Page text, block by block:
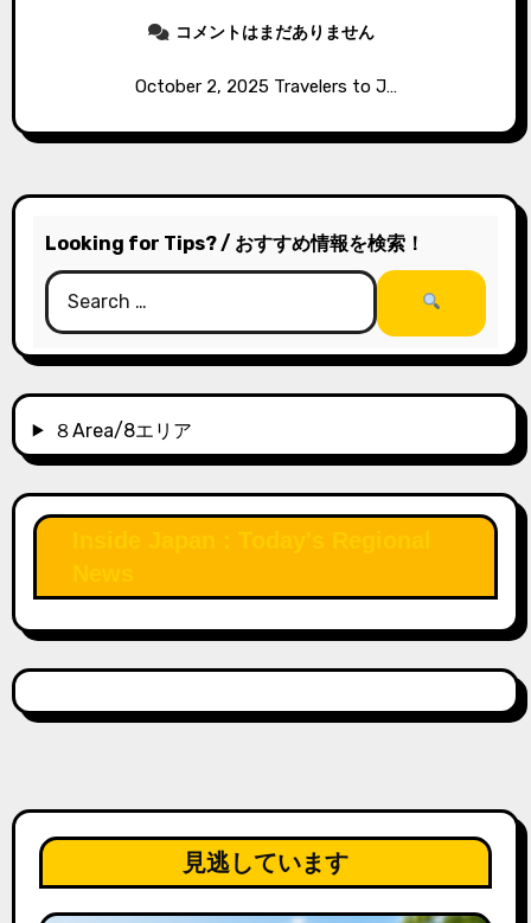
コメントはまだありません
October 2, 2025 Travelers to J…
Looking for Tips? / おすすめ情報を検索！
８Area/8エリア
見逃しています